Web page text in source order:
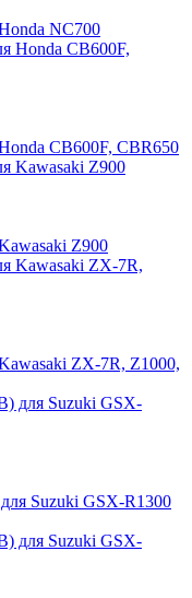
NC700
CB600F, CBR650
Z900
ZX-7R, Z1000,
Suzuki GSX-R1300